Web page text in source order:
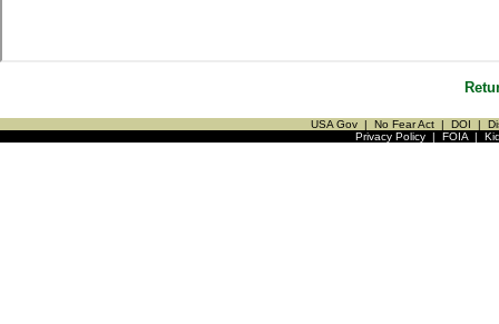
USA Gov | No Fear Act | DOI |
Privacy Policy| FOIA|